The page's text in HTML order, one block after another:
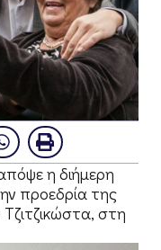
η διήμερη
προεδρία της
στη